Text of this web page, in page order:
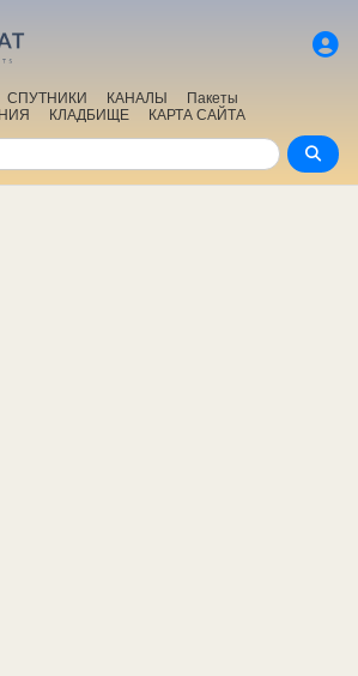
СПУТНИКИ КАНАЛЫ
Пакеты
КЛАДБИЩЕ КАРТА САЙТА